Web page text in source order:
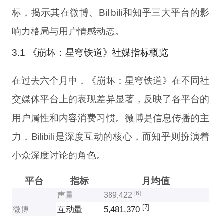
标，揭示其在微博、Bilibili和知乎三大平台的影
响力格局与用户情感动态。
3.1 《崩坏：星穹铁道》社媒指标概览
在过去六个月中，《崩坏：星穹铁道》在不同社
交媒体平台上的表现差异显著，反映了各平台的
用户属性和内容消费习惯。微博是信息传播的主
力，Bilibili是深度互动的核心，而知乎则扮演着
小众深度讨论的角色。
平台 指标 月均值
微博
声量 389,422 [6]
互动量 5,481,370 [7]